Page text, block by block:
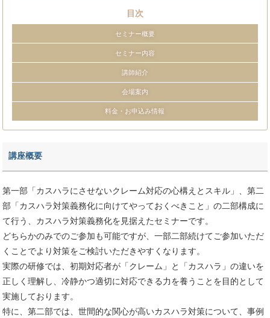
目次
セミナー概要
セミナー内容
講師紹介
会場案内
料金・お申込み情報
講座概要
第一部「カスハラにさせないクレーム対応の心構えとスキル」、第二
部「カスハラ対策義務化に向けてやっておくべきこと」の二部構成に
て行う、カスハラ対策義務化を見据えたセミナーです。
どちらかのみでのご参加も可能ですが、一部二部続けてご参加いただ
くことでより対策をご検討いただきやすくなります。
実際の研修では、初期対応者が「クレーム」と「カスハラ」の違いを
正しく理解し、冷静かつ適切に対応できる力を養うことを目的として
実施しております。
特に、第二部では、世間的な関心が高いカスハラ対策について、事例